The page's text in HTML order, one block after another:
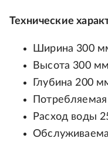
Технические
Ширина 300
Высота 300
Глубина 200
Расход воды